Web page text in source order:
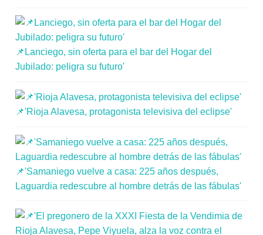
📌Lanciego, sin oferta para el bar del Hogar del
Jubilado: peligra su futuro'
📌'Rioja Alavesa, protagonista televisiva del eclipse'
📌'Samaniego vuelve a casa: 225 años después,
Laguardia redescubre al hombre detrás de las fábulas'